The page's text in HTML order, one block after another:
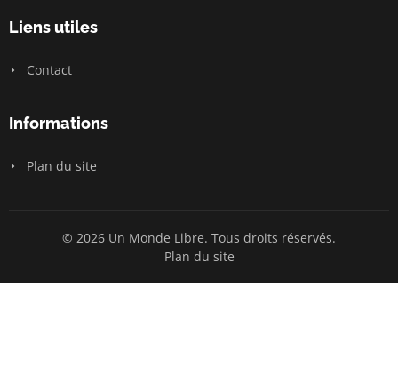
Liens utiles
Contact
Informations
Plan du site
© 2026 Un Monde Libre. Tous droits réservés.
Plan du site